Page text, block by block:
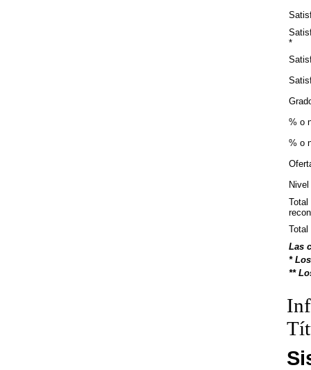
*
% o
% o
Total
Total
Las
*
**